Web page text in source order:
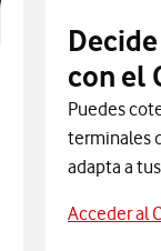
con el
Puedes
terminales
adapta a
Acceder al